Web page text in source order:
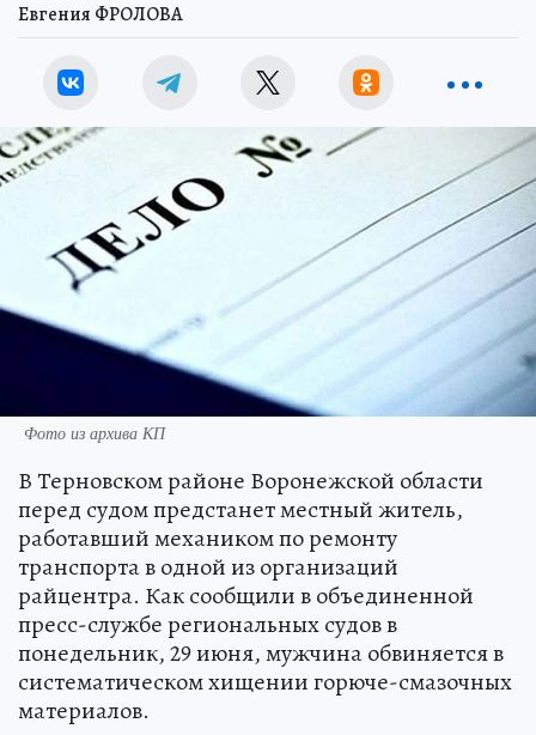
Евгения ФРОЛОВА
Фото из архива КП
В Терновском районе Воронежской области
перед судом предстанет местный житель,
работавший механиком по ремонту
транспорта в одной из организаций
райцентра. Как сообщили в объединенной
пресс-службе региональных судов в
понедельник, 29 июня, мужчина обвиняется в
систематическом хищении горюче-смазочных
материалов.